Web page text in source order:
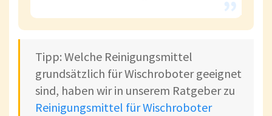
Tipp: Welche Reinigungsmittel
grundsätzlich für Wischroboter geeignet
sind, haben wir in unserem Ratgeber zu
Reinigungsmittel für Wischroboter